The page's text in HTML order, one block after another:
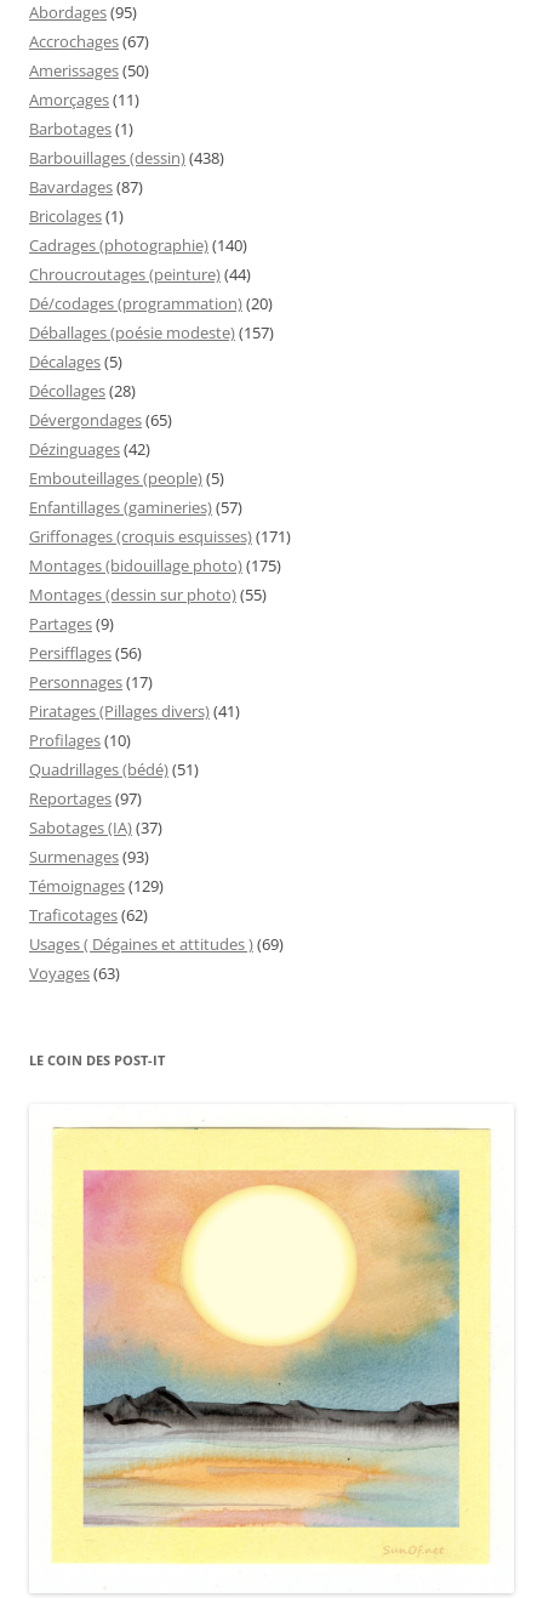
Abordages(95)
Accrochages(67)
Amerissages(50)
Amorçages(11)
Barbotages(1)
Barbouillages (dessin)(438)
Bavardages(87)
Bricolages(1)
Cadrages (photographie)(140)
Chroucroutages (peinture)(44)
Dé/codages (programmation)(20)
Déballages (poésie modeste)(157)
Décalages(5)
Décollages(28)
Dévergondages(65)
Dézinguages(42)
Embouteillages (people)(5)
Enfantillages (gamineries)(57)
Griffonages (croquis esquisses)(171)
Montages (bidouillage photo)(175)
Montages (dessin sur photo)(55)
Partages(9)
Persifflages(56)
Personnages(17)
Piratages (Pillages divers)(41)
Profilages(10)
Quadrillages (bédé)(51)
Reportages(97)
Sabotages (IA)(37)
Surmenages(93)
Témoignages(129)
Traficotages(62)
Usages ( Dégaines et attitudes )(69)
Voyages(63)
LE COIN DES POST-IT